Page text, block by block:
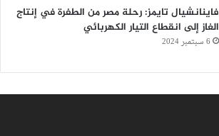
فاينانشيال تايمز: رحلة مصر من الطفرة في إنتاج
الغاز إلى انقطاع التيار الكهربائي
6 سبتمبر 2024